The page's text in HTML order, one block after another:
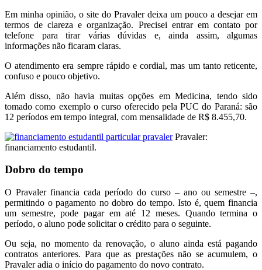
Em minha opinião, o site do Pravaler deixa um pouco a desejar em
termos de clareza e organização. Precisei entrar em contato por
telefone para tirar várias dúvidas e, ainda assim, algumas
informações não ficaram claras.
O atendimento era sempre rápido e cordial, mas um tanto reticente,
confuso e pouco objetivo.
Além disso, não havia muitas opções em Medicina, tendo sido
tomado como exemplo o curso oferecido pela PUC do Paraná: são
12 períodos em tempo integral, com mensalidade de R$ 8.455,70.
Pravaler:
financiamento estudantil.
Dobro do tempo
O Pravaler financia cada período do curso – ano ou semestre –,
permitindo o pagamento no dobro do tempo. Isto é, quem financia
um semestre, pode pagar em até 12 meses. Quando termina o
período, o aluno pode solicitar o crédito para o seguinte.
Ou seja, no momento da renovação, o aluno ainda está pagando
contratos anteriores. Para que as prestações não se acumulem, o
Pravaler adia o início do pagamento do novo contrato.